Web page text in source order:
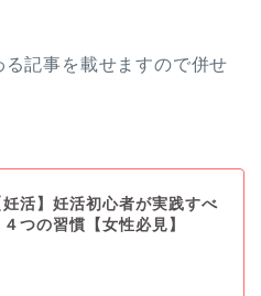
記事を載せますので併せ
妊活】妊活初心者が実践すべ
４つの習慣【女性必見】